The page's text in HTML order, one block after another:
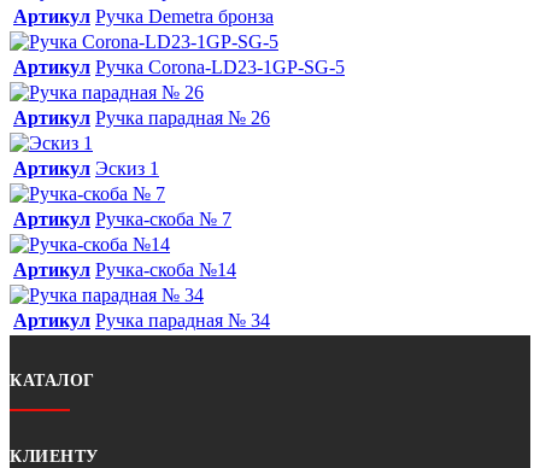
Артикул Ручка Demetra бронза
Артикул Ручка Corona-LD23-1GP-SG-5
Артикул Ручка парадная № 26
Артикул Эскиз 1
Артикул Ручка-скоба № 7
Артикул Ручка-скоба №14
Артикул Ручка парадная № 34
КАТАЛОГ
КЛИЕНТУ